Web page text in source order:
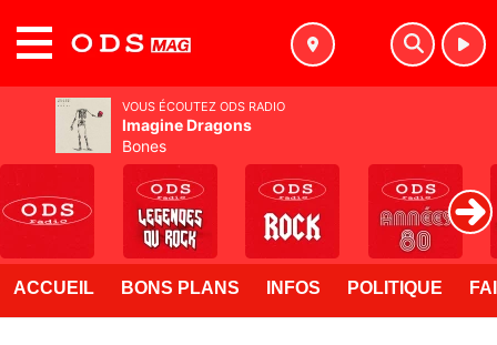
ACCUEIL BONS PLANS INFOS POLITIQUE
VOUS ÉCOUTEZ ODS RADIO
Imagine Dragons
Bones